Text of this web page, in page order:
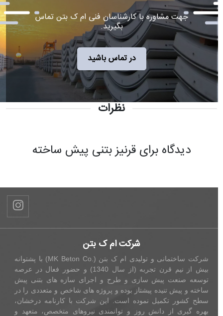
جهت مشاوره با کارشناسان فنی ام ک بتن تماس
بگیرید.
در تماس باشید
نظرات
دیدگاه برای قرنیز بتنی پیش ساخته
شرکت ام ک بتن
شرکت ساختمانی و تولیدی ام ک بتن (.MK Beton Co) با پشتوانه
بیش از نیم قرن تجربه (از سال 1340) و حضور فعال در عرصه
توسعه صنعت پیش سازی و طرح و اجرای سازه های بتنی پیش
ساخته و پیش تنیده پیشتاز بوده و پروژه های شاخص و متعددی را در
سطح کشور تکمیل نموده است. این شرکت با کارنامه درخشان،
بهره گیری از دانش روز و توانمندی نیروهای متخصص، متعهد و